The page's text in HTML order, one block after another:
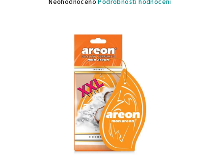
hvězdiček.
Neohodnoceno Podrobnosti hodnocení